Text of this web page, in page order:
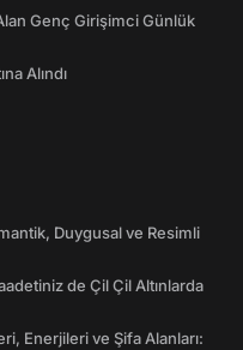
Genç Girişimci Günlük
Alındı
Duygusal ve Resimli
de Çil Çil Altınlarda
Enerjileri ve Şifa Alanları: